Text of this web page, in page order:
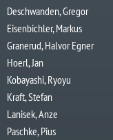
Deschwanden, Gregor
Eisenbichler, Markus
Granerud, Halvor Egner
Hoerl, Jan
Kobayashi, Ryoyu
Kraft, Stefan
Lanisek, Anze
Paschke, Pius